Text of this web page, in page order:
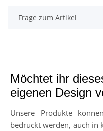
Frage zum Artikel
Möchtet ihr
eigenen Design
Unsere Produkte
bedruckt werden, auch in